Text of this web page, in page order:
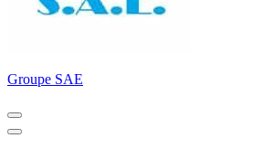
Groupe SAE
Menu
de
Menu